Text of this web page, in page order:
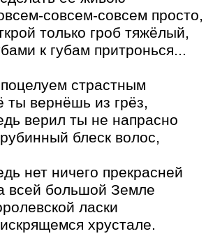
совсем-совсем просто,
только гроб тяжёлый,
к губам притронься...
страстным
ты вернёшь из грёз,
верил ты не напрасно
блеск волос,
нет ничего прекрасней
всей большой Земле
ласки
хрустале.